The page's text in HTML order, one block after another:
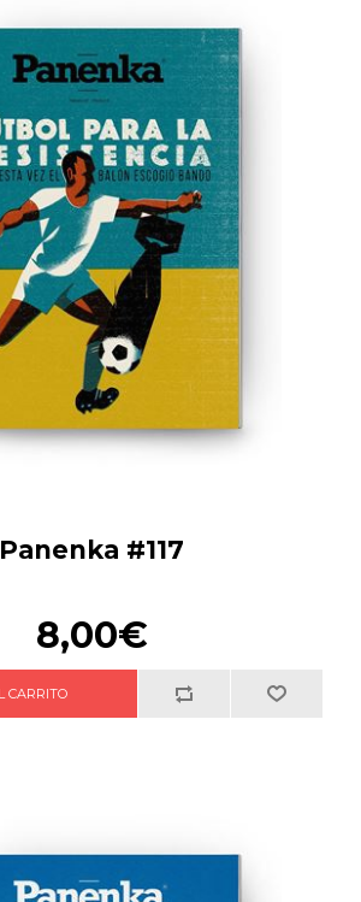
Panenka #117
8,00€